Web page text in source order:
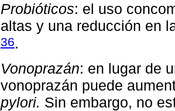
Probióticos: el uso
altas y una reducción en
36.
Vonoprazán: en lugar de
vonoprazán puede
pylori. Sin embargo, no